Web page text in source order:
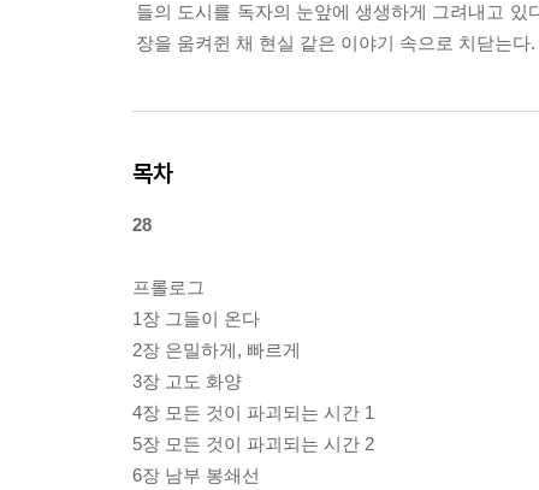
들의 도시를 독자의 눈앞에 생생하게 그려내고
장을 움켜쥔 채 현실 같은 이야기 속으로 치닫는다.
목차
28
프롤로그
1장 그들이 온다
2장 은밀하게, 빠르게
3장 고도 화양
4장 모든 것이 파괴되는 시간 1
5장 모든 것이 파괴되는 시간 2
6장 남부 봉쇄선